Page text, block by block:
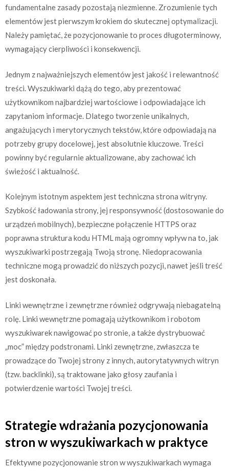
fundamentalne zasady pozostają niezmienne. Zrozumienie tych
elementów jest pierwszym krokiem do skutecznej optymalizacji.
Należy pamiętać, że pozycjonowanie to proces długoterminowy,
wymagający cierpliwości i konsekwencji.
Jednym z najważniejszych elementów jest jakość i relewantność
treści. Wyszukiwarki dążą do tego, aby prezentować
użytkownikom najbardziej wartościowe i odpowiadające ich
zapytaniom informacje. Dlatego tworzenie unikalnych,
angażujących i merytorycznych tekstów, które odpowiadają na
potrzeby grupy docelowej, jest absolutnie kluczowe. Treści
powinny być regularnie aktualizowane, aby zachować ich
świeżość i aktualność.
Kolejnym istotnym aspektem jest techniczna strona witryny.
Szybkość ładowania strony, jej responsywność (dostosowanie do
urządzeń mobilnych), bezpieczne połączenie HTTPS oraz
poprawna struktura kodu HTML mają ogromny wpływ na to, jak
wyszukiwarki postrzegają Twoją stronę. Niedopracowania
techniczne mogą prowadzić do niższych pozycji, nawet jeśli treść
jest doskonała.
Linki wewnętrzne i zewnętrzne również odgrywają niebagatelną
rolę. Linki wewnętrzne pomagają użytkownikom i robotom
wyszukiwarek nawigować po stronie, a także dystrybuować
„moc” między podstronami. Linki zewnętrzne, zwłaszcza te
prowadzące do Twojej strony z innych, autorytatywnych witryn
(tzw. backlinki), są traktowane jako głosy zaufania i
potwierdzenie wartości Twojej treści.
Strategie wdrażania pozycjonowania
stron w wyszukiwarkach w praktyce
Efektywne pozycjonowanie stron w wyszukiwarkach wymaga